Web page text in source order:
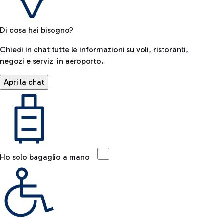
Di cosa hai bisogno?
Chiedi in chat tutte le informazioni su voli, ristoranti,
negozi e servizi in aeroporto.
Apri la chat
Ho solo bagaglio a mano